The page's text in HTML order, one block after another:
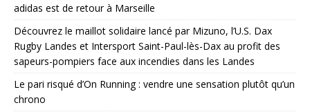
adidas est de retour à Marseille
Découvrez le maillot solidaire lancé par Mizuno, l’U.S. Dax
Rugby Landes et Intersport Saint-Paul-lès-Dax au profit des
sapeurs-pompiers face aux incendies dans les Landes
Le pari risqué d’On Running : vendre une sensation plutôt qu’un
chrono